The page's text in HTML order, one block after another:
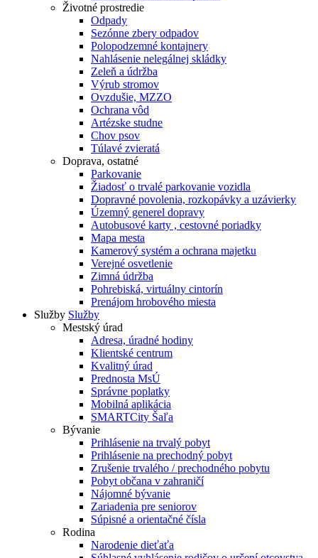
Životné prostredie
Odpady
Sezónne zbery odpadov
Polopodzemné kontajnery
Nahlásenie nelegálnej skládky
Zeleň a údržba
Výrub stromov
Ovzdušie, MZZO
Ochrana vôd
Artézske studne
Chov psov
Túlavé zvieratá
Doprava, ostatné
Parkovanie
Žiadosť o trvalé parkovanie vozidla
Dopravné povolenia, rozkopávky a uzávierky
Územný generel dopravy
Autobusové karty , cestovné poriadky
Mapa mesta
Kamerový systém a ochrana majetku
Verejné osvetlenie
Zimná údržba
Pohrebiská, virtuálny cintorín
Prenájom hrobového miesta
Služby Služby
Mestský úrad
Adresa, úradné hodiny
Klientské centrum
Kvalitný úrad
Prednosta MsÚ
Správne poplatky
Mobilná aplikácia
SMARTCity Šaľa
Bývanie
Prihlásenie na trvalý pobyt
Prihlásenie na prechodný pobyt
Zrušenie trvalého / prechodného pobytu
Pobyt občana v zahraničí
Nájomné bývanie
Zariadenia pre seniorov
Súpisné a orientačné čísla
Rodina
Narodenie dieťaťa